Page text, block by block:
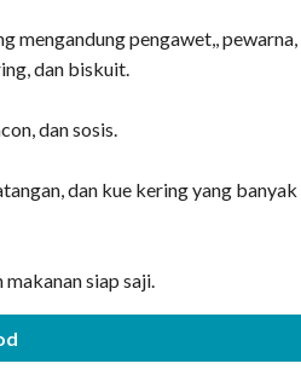
mengandung pengawet,, pewarna,
dan biskuit.
dan sosis.
dan kue kering yang banyak
makanan siap saji.